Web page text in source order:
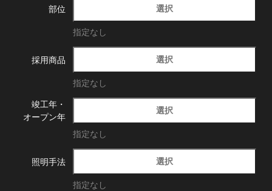
部位 選択
指定なし
採用商品 選択
指定なし
竣工年・
オープン年
選択
指定なし
照明手法 選択
指定なし